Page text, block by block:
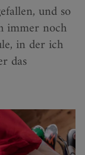
und so
immer noch
in der ich
das